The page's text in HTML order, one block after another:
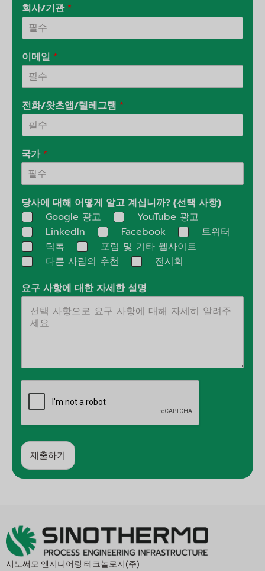
회사/기관 *
이메일 *
전화/왓츠앱/텔레그램 *
국가 *
당사에 대해 어떻게 알고 계십니까? (선택 사항)
Google 광고
YouTube 광고
Linkedln
Facebook
트위터
틱톡
포럼 및 기타 웹사이트
다른 사람의 추천
전시회
요구 사항에 대한 자세한 설명
제출하기
대
시노써모 엔지니어링 테크놀로지(주)